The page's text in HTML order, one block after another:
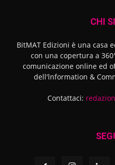
CHI
BitMAT Edizioni è una casa
con una copertura a
comunicazione online ed
dell'lnformation &
Contattaci: